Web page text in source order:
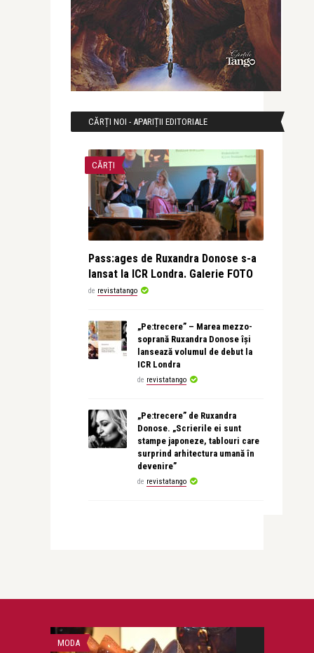
CĂRȚI NOI - APARIȚII EDITORIALE
CĂRȚI
Pass:ages de Ruxandra Donose s-a
lansat la ICR Londra. Galerie FOTO
de revistatango
„Pe:trecere” – Marea mezzo-
soprană Ruxandra Donose își
lansează volumul de debut la
ICR Londra
de revistatango
„Pe:trecere” de Ruxandra
Donose. „Scrierile ei sunt
stampe japoneze, tablouri care
surprind arhitectura umană în
devenire”
de revistatango
MODA